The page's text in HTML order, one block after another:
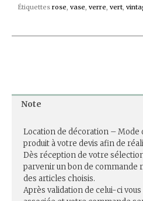
Étiquettes rose, vase, verre, vert,
Note
Location de décoration – Mode
produit à votre devis afin de
Dès réception de votre
parvenir un bon de commande
des articles choisis.
Après validation de celui-ci